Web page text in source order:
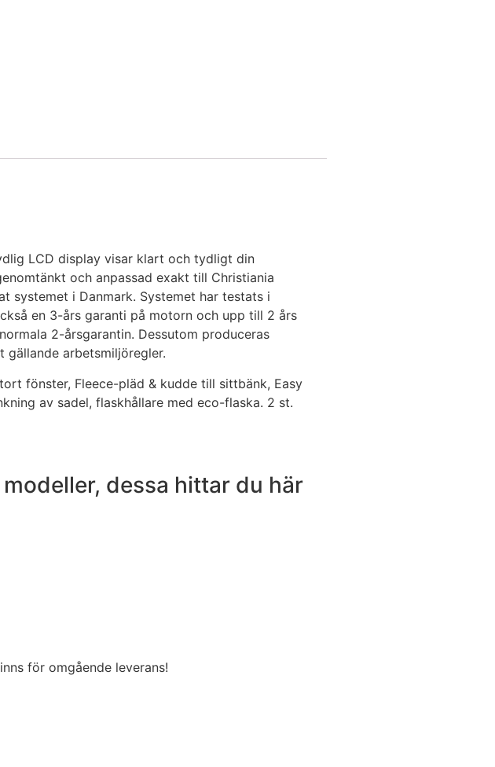
LCD display visar klart och tydligt din
och anpassad exakt till Christiania
systemet i Danmark. Systemet har testats i
en 3-års garanti på motorn och upp till 2 års
2-årsgarantin. Dessutom produceras
gällande arbetsmiljöregler.
fönster, Fleece-pläd & kudde till sittbänk, Easy
av sadel, flaskhållare med eco-flaska. 2 st.
dessa hittar du här
för omgående leverans!